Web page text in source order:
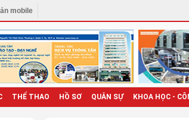
mobile
THỂ THAO HỒ SƠ QUÂN SỰ KHOA HỌC -